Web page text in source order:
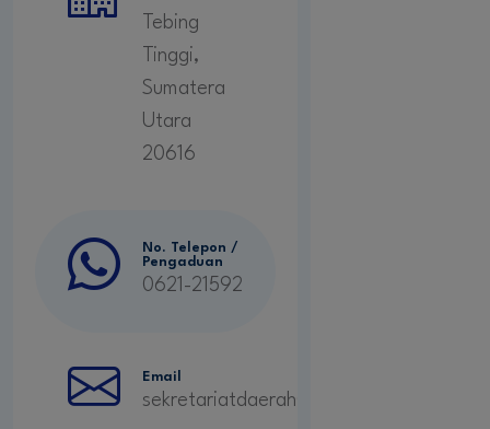
Tebing
Tinggi,
Sumatera
Utara
20616
No. Telepon /
Pengaduan
0621-21592
Email
sekretariatdaerah@gmail.com